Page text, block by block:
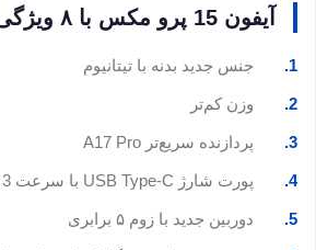
آیفون 15 پرو مکس با ۸ ویژگی جدید
جنس جدید بدنه با تیتانیوم
وزن کم‌تر
پردازنده سریع‌تر A17 Pro
پورت شارژ USB Type-C با سرعت USB 3
دوربین جدید با زوم ۵ برابری